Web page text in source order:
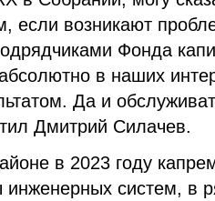
если возникают
Фонда
в наших
Да и
Дмитрий Силачев.
в 2023 году
систем, в